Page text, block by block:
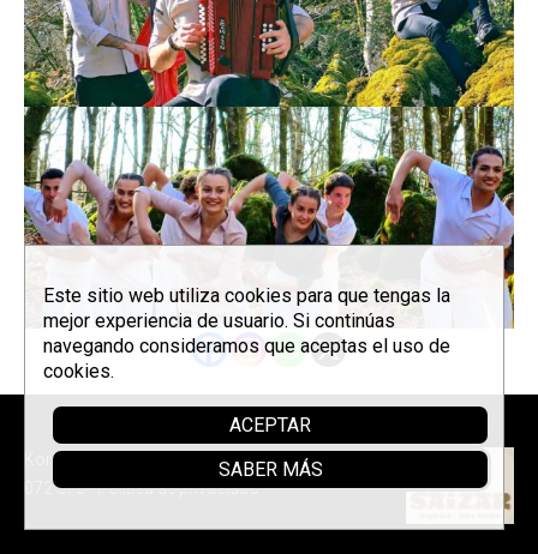
Korrontzi © 2026 - Tel. (+34) 618
072 076 -Política de privacidad
Sponsor
Este sitio web utiliza cookies para que tengas la
mejor experiencia de usuario. Si continúas
navegando consideramos que aceptas el uso de
cookies.
ACEPTAR
SABER MÁS